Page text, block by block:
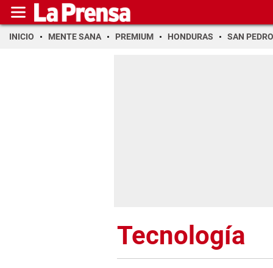
INICIO MENTE SANA PREMIUM HONDURAS SAN PEDRO
Tecnología